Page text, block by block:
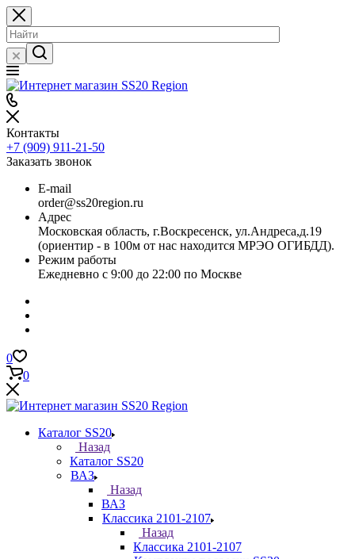
Контакты
+7 (909) 911-21-50
Заказать звонок
E-mail
order@ss20region.ru
Адрес
Московская область, г.Воскресенск, ул.Андреса,д.19
(ориентир - в 100м от нас находится МРЭО ОГИБДД).
Режим работы
Ежедневно с 9:00 до 22:00 по Москве
0
0
Каталог SS20
Назад
Каталог SS20
ВАЗ
Назад
ВАЗ
Классика 2101-2107
Назад
Классика 2101-2107